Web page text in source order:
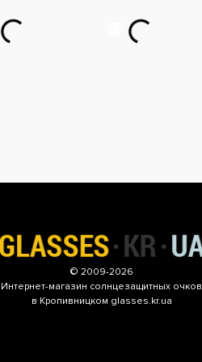
© 2009-2026
Интернет-магазин солнцезащитных очков
в Кропивницком glasses.kr.ua